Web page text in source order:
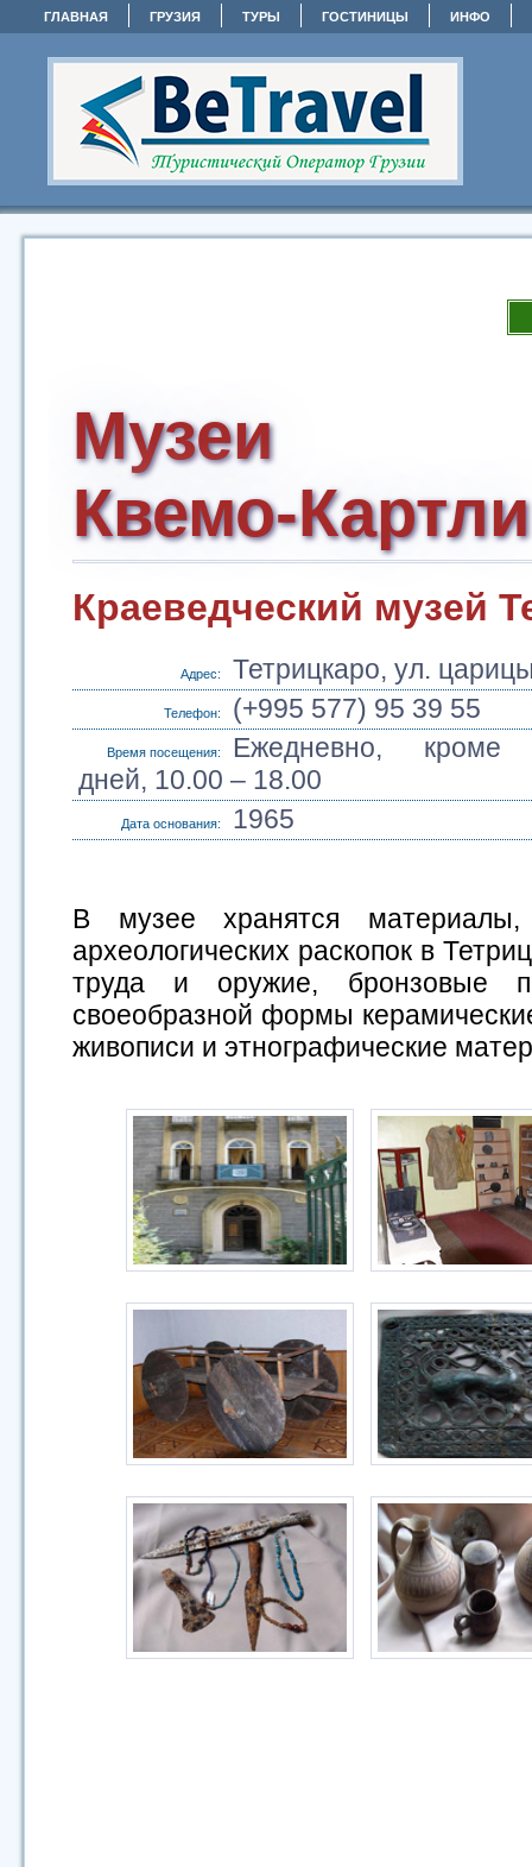
ГЛАВНАЯ ГРУЗИЯ ТУРЫ ГОСТИНИЦЫ ИНФО
Музеи
Квемо-Картли
Краеведческий музей
Адрес: Тетрицкаро, ул.
Телефон: (+995 577) 95 39 55
Время посещения:
Ежедневно, кроме
дней, 10.00 – 18.00
Дата основания: 1965
В музее хранятся
археологических раскопок в
труда и оружие, бронзовые
своеобразной формы
живописи и этнографические